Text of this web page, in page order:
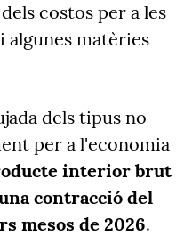
costos per a les
algunes matèries
dels tipus no
per a l'economia
interior brut
contracció del
mesos de 2026.